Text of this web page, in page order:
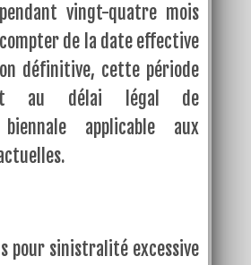
vingt-quatre mois
de la date effective
définitive, cette période
au délai légal de
applicable aux
pour sinistralité excessive